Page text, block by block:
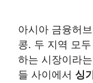
아시아 금융허
콩. 두 지역 모
하는 시장이라
들 사이에서 싱